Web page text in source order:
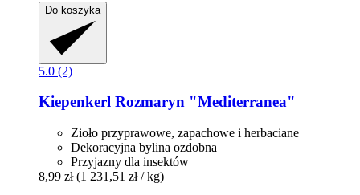
Do koszyka
5.0 (2)
Kiepenkerl Rozmaryn "Mediterranea"
Zioło przyprawowe, zapachowe i herbaciane
Dekoracyjna bylina ozdobna
Przyjazny dla insektów
8,99 zł (1 231,51 zł / kg)